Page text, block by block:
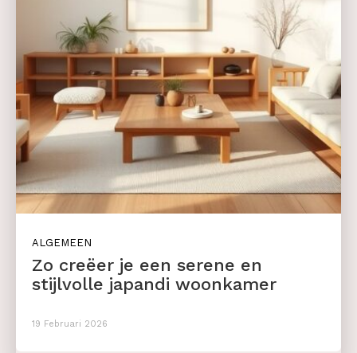
ALGEMEEN
Zo creëer je een serene en
stijlvolle japandi woonkamer
19 Februari 2026